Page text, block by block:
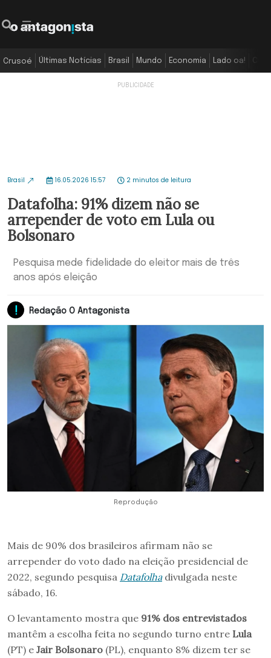
Crusoé Últimas Notícias Brasil Mundo Economia Lado oa!
Brasil 16.05.2026 15:57 2 minutos de leitura
Datafolha: 91% dizem não se
arrepender de voto em Lula ou
Bolsonaro
Pesquisa mede fidelidade do eleitor mais de três
anos após eleição
Redação O Antagonista
Reprodução
Mais de 90% dos brasileiros afirmam não se
arrepender do voto dado na eleição presidencial de
2022, segundo pesquisa Datafolhadivulgada neste
sábado, 16.
O levantamento mostra que 91% dos entrevistados
mantêm a escolha feita no segundo turno entre Lula
(PT) e Jair Bolsonaro (PL), enquanto 8% dizem ter se